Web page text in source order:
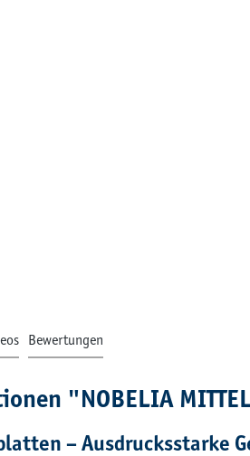
Bewertungen
"NOBELIA
–